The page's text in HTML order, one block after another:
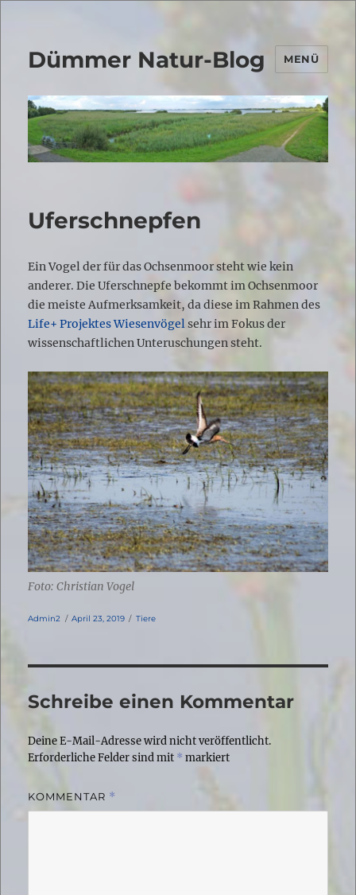
Dümmer Natur-Blog MENÜ
Uferschnepfen
Ein Vogel der für das Ochsenmoor steht wie kein
anderer. Die Uferschnepfe bekommt im Ochsenmoor
die meiste Aufmerksamkeit, da diese im Rahmen des
Life+ Projektes Wiesenvögel sehr im Fokus der
wissenschaftlichen Unteruschungen steht.
Foto: Christian Vogel
Autor
Admin2
Veröffentlicht
April 23, 2019 Kategorien
Tiere
Schreibe einen Kommentar
Deine E-Mail-Adresse wird nicht veröffentlicht.
Erforderliche Felder sind mit * markiert
KOMMENTAR *